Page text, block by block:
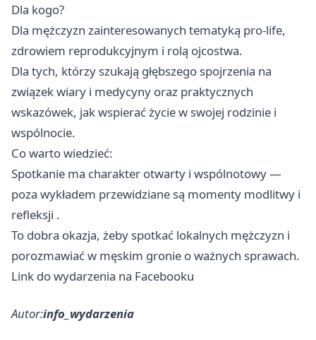
Dla kogo?
Dla mężczyzn zainteresowanych tematyką pro-life,
zdrowiem reprodukcyjnym i rolą ojcostwa.
Dla tych, którzy szukają głębszego spojrzenia na
związek wiary i medycyny oraz praktycznych
wskazówek, jak wspierać życie w swojej rodzinie i
wspólnocie.
Co warto wiedzieć:
Spotkanie ma charakter otwarty i wspólnotowy —
poza wykładem przewidziane są momenty modlitwy i
refleksji .
To dobra okazja, żeby spotkać lokalnych mężczyzn i
porozmawiać w męskim gronie o ważnych sprawach.
Link do wydarzenia na Facebooku
Autor:info_wydarzenia